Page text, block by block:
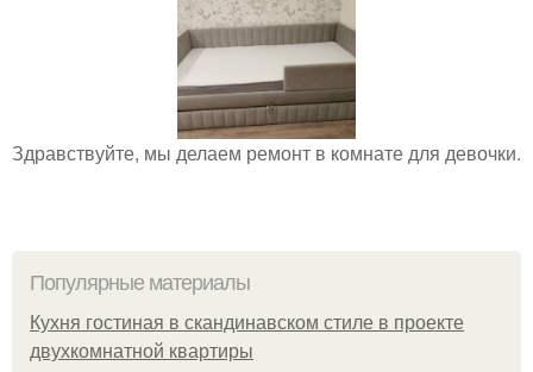
Здравствуйте, мы делаем ремонт в комнате для девочки.
Популярные материалы
Кухня гостиная в скандинавском стиле в проекте
двухкомнатной квартиры